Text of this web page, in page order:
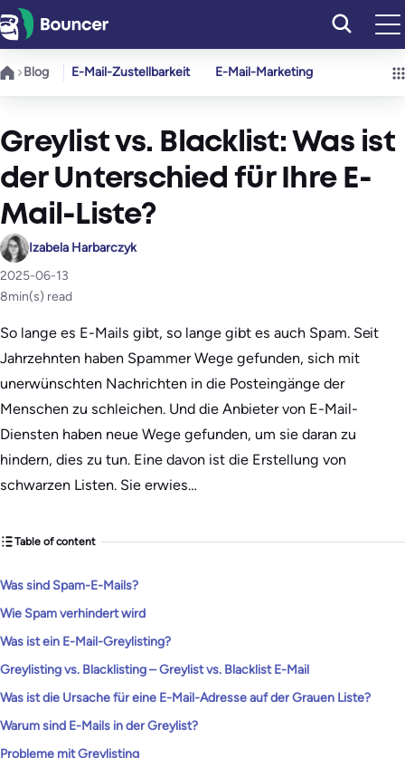
Zum
Inhalt
springen
Blog E-Mail-Zustellbarkeit E-Mail-Marketing
Greylist vs. Blacklist: Was ist
der Unterschied für Ihre E-
Mail-Liste?
Izabela Harbarczyk
2025-06-13
8min(s) read
So lange es E-Mails gibt, so lange gibt es auch Spam. Seit
Jahrzehnten haben Spammer Wege gefunden, sich mit
unerwünschten Nachrichten in die Posteingänge der
Menschen zu schleichen. Und die Anbieter von E-Mail-
Diensten haben neue Wege gefunden, um sie daran zu
hindern, dies zu tun. Eine davon ist die Erstellung von
schwarzen Listen. Sie erwies…
Table of content
Was sind Spam-E-Mails?
Wie Spam verhindert wird
Was ist ein E-Mail-Greylisting?
Greylisting vs. Blacklisting – Greylist vs. Blacklist E-Mail
Was ist die Ursache für eine E-Mail-Adresse auf der Grauen Liste?
Warum sind E-Mails in der Greylist?
Probleme mit Greylisting